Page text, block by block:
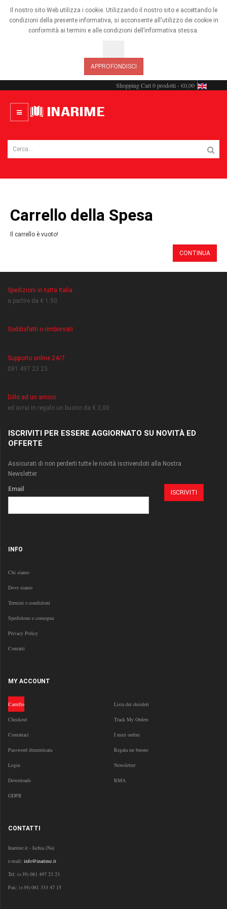
Il nostro sito Web utilizza i cookie. Utilizzando il nostro sito e accettando le
condizioni della presente informativa, si acconsente all'utilizzo dei cookie in
conformità ai termini e alle condizioni dell’informativa stessa.
APPROFONDISCI
Shopping Cart0 prodotti - €0,00
Carrello della Spesa
Il carrello è vuoto!
CONTINUA
Spedizioni in tutta Italia
a partire da € 1.50
Soddisfatti o rimborsati
Supporto online 24/7
081 497 23 23
Dillo ad un amico
ed avrai in regalo un buono da € 3,00
ISCRIVITI PER ESSERE AGGIORNATO SU NOVITÀ ED
OFFERTE
Assicurati di non perderti tutte le novità iscrivendoti alla Nostra
Newsletter
Email
INFO
Chi siamo
Dove siamo
Termini e condizioni
Spedizione e consegna
Privacy Policy
Contatti
MY ACCOUNT
Carrello Lista dei desideri
Checkout Track My Orders
Contattaci I miei ordini
Password dimenticata Regala un buono
Login Newsletter
Downloads RMA
GDPR
CONTATTI
Inarime.it - Ischia (Na)
e-mail: info@inarime.it
Tel: (+39) 081 497 23 23
Fax: (+39) 081 333 47 15